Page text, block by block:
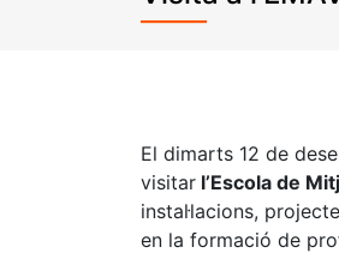
El dimarts 12 de
visitar l’Escola de
instal·lacions,
en la formació de